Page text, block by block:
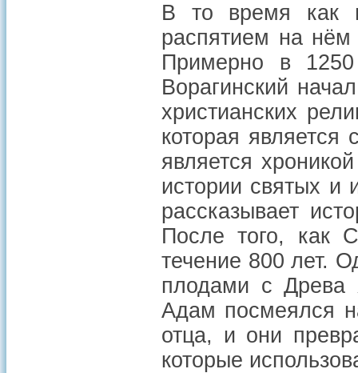
В то время как
распятием на нём
Примерно в
Ворагинский
христианских
которая является
является
истории святых и
рассказывает
После того, как
течение 800 лет.
плодами с Древа
Адам посмеялся
отца, и они
которые